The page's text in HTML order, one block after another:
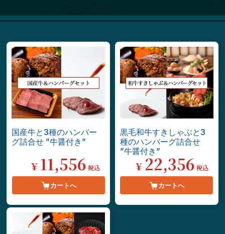
国産牛と3種のハンバー
グ詰合せ ”牛醤付き”
¥ 11,556 税込
カートへ
黒毛和牛すきしゃぶと3
種のハンバーグ詰合せ
”牛醤付き”
¥ 22,356 税込
カートへ